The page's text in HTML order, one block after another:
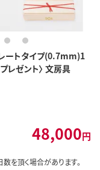
レートタイプ(0.7mm)1
レゼント〉 文房具
7 8
48,000円
を頂く場合があります。